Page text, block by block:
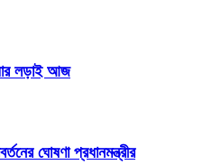
লড়াই আজ
ঘোষণা প্রধানমন্ত্রীর